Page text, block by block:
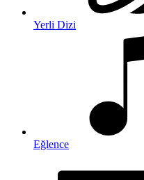
Yerli Dizi
Eğlence